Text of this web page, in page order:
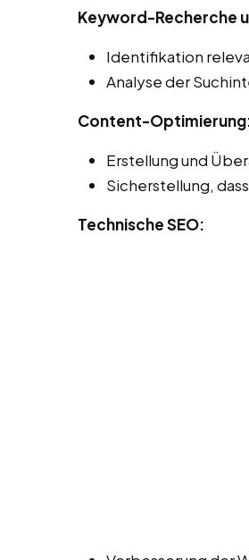
Keyword-Recherche
Identifikation
Analyse der
Content-
Erstellung und
Sicherstellung,
Technische SEO: